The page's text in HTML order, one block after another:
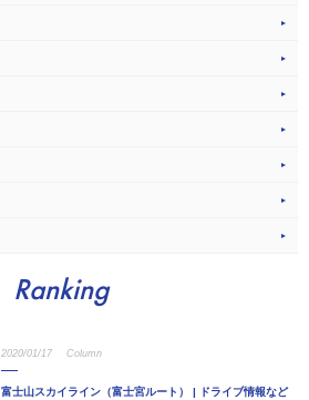
Ranking
2020/01/17 Column
富士山スカイライン（富士宮ルート） | ドライブ情報など